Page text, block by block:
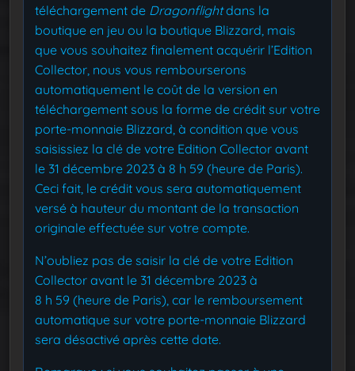
téléchargement de Dragonflightdans la
boutique en jeu ou la boutique Blizzard, mais
que vous souhaitez finalement acquérir l’Edition
Collector, nous vous rembourserons
automatiquement le coût de la version en
téléchargement sous la forme de crédit sur votre
porte-monnaie Blizzard, à condition que vous
saisissiez la clé de votre Edition Collector avant
le 31 décembre 2023 à 8 h 59 (heure de Paris).
Ceci fait, le crédit vous sera automatiquement
versé à hauteur du montant de la transaction
originale effectuée sur votre compte.
N’oubliez pas de saisir la clé de votre Edition
Collector avant le 31 décembre 2023 à
8 h 59 (heure de Paris), car le remboursement
automatique sur votre porte-monnaie Blizzard
sera désactivé après cette date.